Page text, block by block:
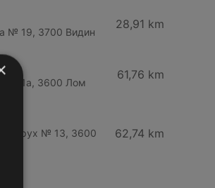
№ 19, 3700 Видин
28,91 km
41а, 3600 Лом
61,76 km
№ 13, 3600
62,74 km